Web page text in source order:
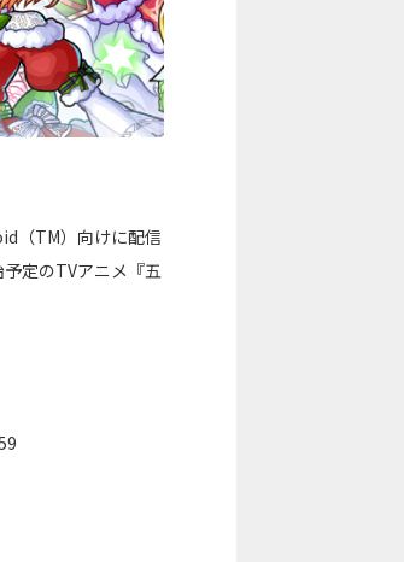
（TM）向けに配信
定のTVアニメ『五